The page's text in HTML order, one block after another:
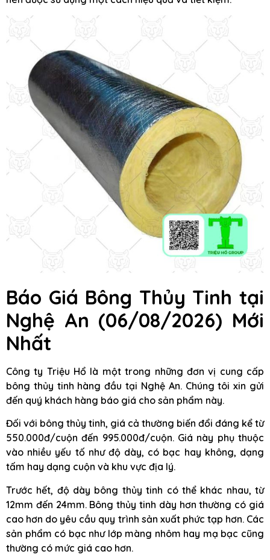
Báo Giá Bông Thủy Tinh tại
Nghệ An (06/08/2026) Mới
Nhất
Công ty Triệu Hổ là một trong những đơn vị cung cấp
bông thủy tinh hàng đầu tại Nghệ An. Chúng tôi xin gửi
đến quý khách hàng báo giá cho sản phẩm này.
Đối với bông thủy tinh, giá cả thường biến đổi đáng kể từ
550.000đ/cuộn đến 995.000đ/cuộn. Giá này phụ thuộc
vào nhiều yếu tố như độ dày, có bạc hay không, dạng
tấm hay dạng cuộn và khu vực địa lý.
Trước hết, độ dày bông thủy tinh có thể khác nhau, từ
12mm đến 24mm. Bông thủy tinh dày hơn thường có giá
cao hơn do yêu cầu quy trình sản xuất phức tạp hơn. Các
sản phẩm có bạc như lớp màng nhôm hay mạ bạc cũng
thường có mức giá cao hơn.